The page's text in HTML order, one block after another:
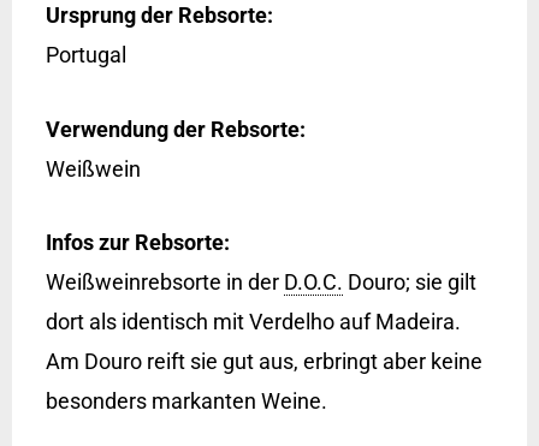
Ursprung der Rebsorte:
Portugal
Verwendung der Rebsorte:
Weißwein
Infos zur Rebsorte:
Weißweinrebsorte in der D.O.C. Douro; sie gilt
dort als identisch mit Verdelho auf Madeira.
Am Douro reift sie gut aus, erbringt aber keine
besonders markanten Weine.